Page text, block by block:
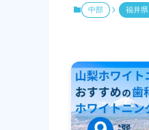
中部 福井県